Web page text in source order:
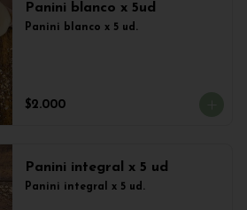
Panini blanco x 5ud
Panini blanco x 5 ud.
$2.000
Panini integral x 5 ud
Panini integral x 5 ud.